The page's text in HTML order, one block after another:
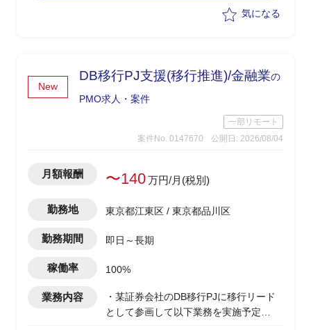
-PJ運営ルールの策定/開発環境整備気になる
New
DB移行PJ支援(移行推進)/金融業の
PMO求人・案件
一部リモート
案件No. 0147670
公開日: 2026/08/04
月額報酬 〜140万円/月(税別)
勤務地 東京都江東区 / 東京都品川区
勤務期間 即日～長期
稼働率 100%
業務内容
・某証券会社のDB移行PJに移行リード
として参画して以下業務を実施予定